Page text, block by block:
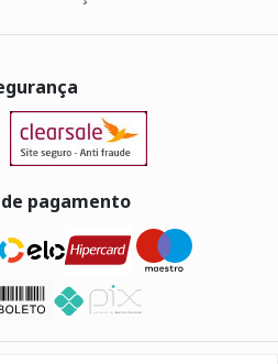
pagamento